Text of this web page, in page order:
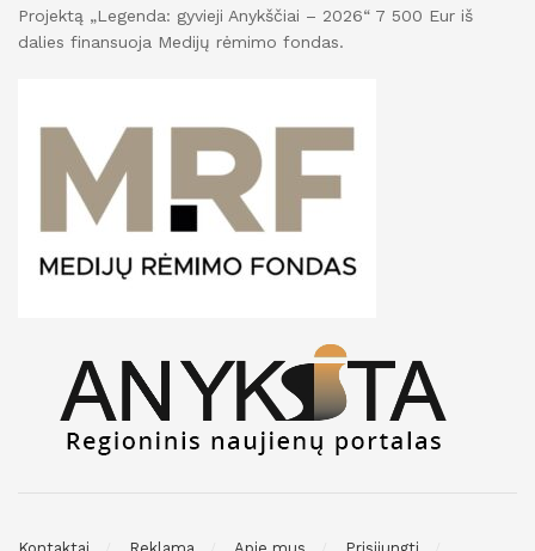
Projektą „Legenda: gyvieji Anykščiai – 2026“ 7 500 Eur iš
dalies finansuoja Medijų rėmimo fondas.